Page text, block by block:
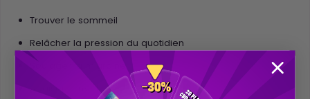
Trouver le sommeil
Relâcher la pression du quotidien
Soulager la migraine
Apaiser l'anxiété